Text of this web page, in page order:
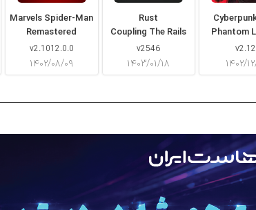
Marvels Spider-Man
Remastered
v2.1012.0.0
۱۴۰۲/۰۸/۰۹
Rust
Coupling The Rails
v2546
۱۴۰۳/۰۱/۱۸
Phantom
v2.12
۱۲/۱۲